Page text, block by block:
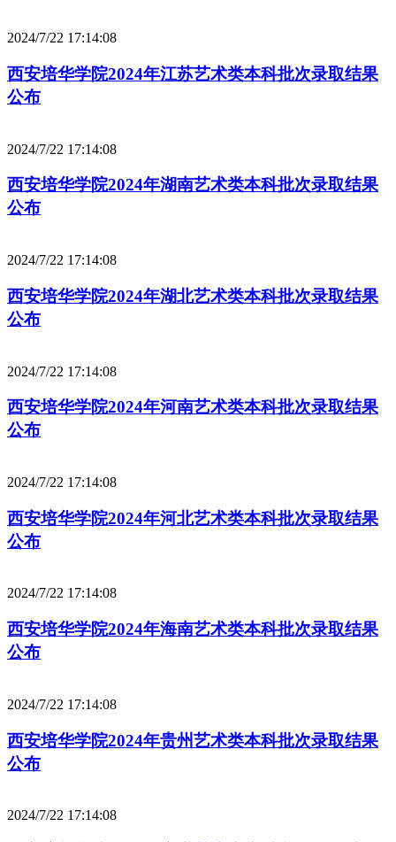
2024/7/22 17:14:08
西安培华学院2024年江苏艺术类本科批次录取结果
公布
2024/7/22 17:14:08
西安培华学院2024年湖南艺术类本科批次录取结果
公布
2024/7/22 17:14:08
西安培华学院2024年湖北艺术类本科批次录取结果
公布
2024/7/22 17:14:08
西安培华学院2024年河南艺术类本科批次录取结果
公布
2024/7/22 17:14:08
西安培华学院2024年河北艺术类本科批次录取结果
公布
2024/7/22 17:14:08
西安培华学院2024年海南艺术类本科批次录取结果
公布
2024/7/22 17:14:08
西安培华学院2024年贵州艺术类本科批次录取结果
公布
2024/7/22 17:14:08